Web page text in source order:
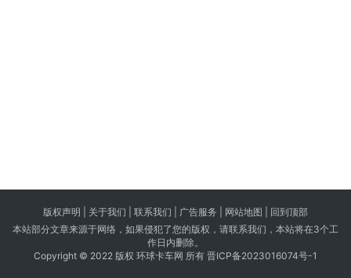
版权声明 | 关于我们 联系我们 | 广告服务 | 网站地图 | 回到顶部
本站部分文章来源于网络，如果侵犯了您的版权，请联系我们，本站将在3个工
作日内删除。
Copyright © 2022 版权 环球卡车网 所有 晋ICP备2023016074号-1